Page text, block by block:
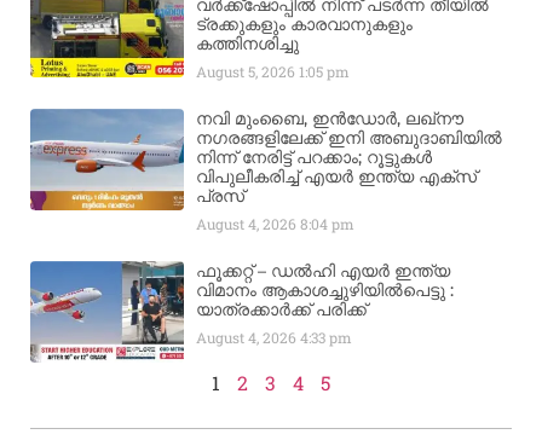
വർക്ക്‌ഷോപ്പിൽ നിന്ന് പടർന്ന തീയിൽ
ട്രക്കുകളും കാരവാനുകളും
കത്തിനശിച്ചു
August 5, 2026 1:05 pm
നവി മുംബൈ, ഇൻഡോർ, ലഖ്നൗ
നഗരങ്ങളിലേക്ക് ഇനി അബുദാബിയിൽ
നിന്ന് നേരിട്ട് പറക്കാം; റൂട്ടുകൾ
വിപുലീകരിച്ച് എയർ ഇന്ത്യ എക്സ്
പ്രസ്
August 4, 20268:04 pm
ഫൂക്കറ്റ് – ഡൽഹി എയര്‍ ഇന്ത്യ
വിമാനം ആകാശച്ചുഴിയില്‍പെട്ടു :
യാത്രക്കാര്‍ക്ക് പരിക്ക്
August 4, 20264:33 pm
1 2 3 4 5